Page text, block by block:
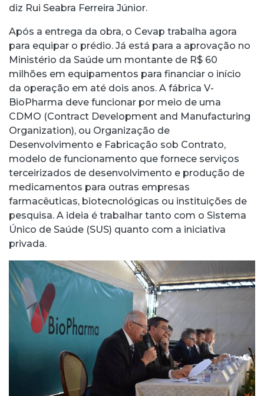
diz Rui Seabra Ferreira Júnior.
Após a entrega da obra, o Cevap trabalha agora
para equipar o prédio. Já está para a aprovação no
Ministério da Saúde um montante de R$ 60
milhões em equipamentos para financiar o início
da operação em até dois anos. A fábrica V-
BioPharma deve funcionar por meio de uma
CDMO (Contract Development and Manufacturing
Organization), ou Organização de
Desenvolvimento e Fabricação sob Contrato,
modelo de funcionamento que fornece serviços
terceirizados de desenvolvimento e produção de
medicamentos para outras empresas
farmacêuticas, biotecnológicas ou instituições de
pesquisa. A ideia é trabalhar tanto com o Sistema
Único de Saúde (SUS) quanto com a iniciativa
privada.